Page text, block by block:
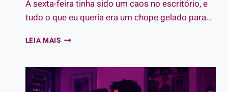
A sexta-feira tinha sido um caos no escritório, e
tudo o que eu queria era um chope gelado para…
LEIA MAISALÉM
GELADO: